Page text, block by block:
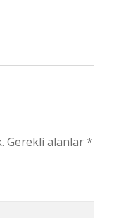
Gerekli alanlar*